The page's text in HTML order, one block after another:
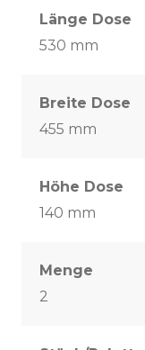
Länge Dose
530 mm
Breite Dose
455 mm
Höhe Dose
140 mm
Menge
2